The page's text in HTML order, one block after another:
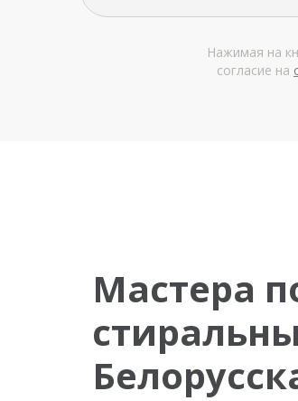
Нажимая на
согласие на
Мастера